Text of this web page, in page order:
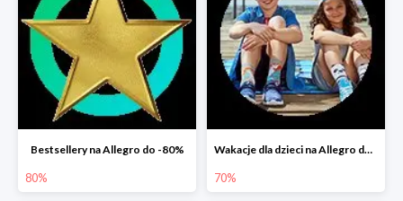
Bestsellery na Allegro do -80%
80%
Wakacje dla dzieci na Allegro do -70%
70%